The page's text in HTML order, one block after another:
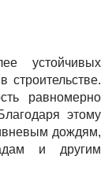
устойчивых
строительстве.
равномерно
этому
дождям,
и другим